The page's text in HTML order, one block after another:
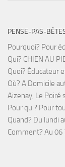
PENSE-PAS-
Pourquoi? Pour
Qui? CHIEN AU
Quoi? Éducateur
Où? A Domicile
Aizenay, Le Poiré
Pour qui? Pour
Quand? Du lundi
Comment? Au 06